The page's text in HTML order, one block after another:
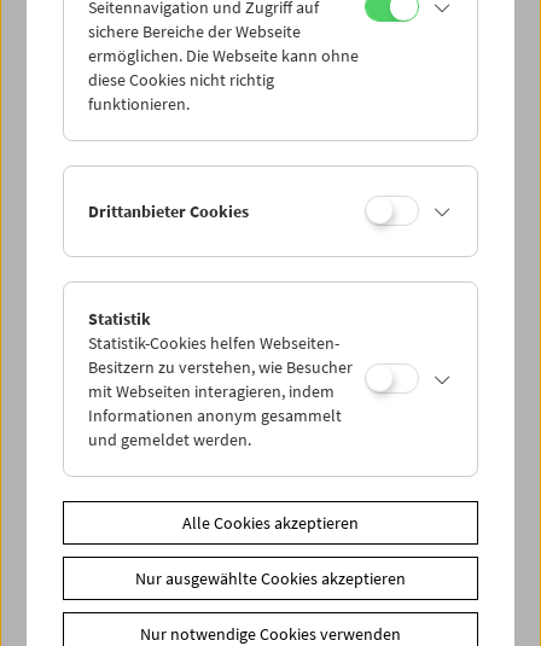
Werkstattgespräche mit
Filmpionierinnen: Angela Hareiter
60 Jahre Österreichisches Filmmuseum
Kino ist mehr als ein dunkler Raum!
Seitennavigation und Zugriff auf
sichere Bereiche der Webseite
ermöglichen. Die Webseite kann ohne
diese Cookies nicht richtig
funktionieren.
Drittanbieter Cookies
Statistik
Statistik-Cookies helfen Webseiten-
Besitzern zu verstehen, wie Besucher
mit Webseiten interagieren, indem
Informationen anonym gesammelt
und gemeldet werden.
Alle Cookies akzeptieren
Nur ausgewählte Cookies akzeptieren
Nur notwendige Cookies verwenden